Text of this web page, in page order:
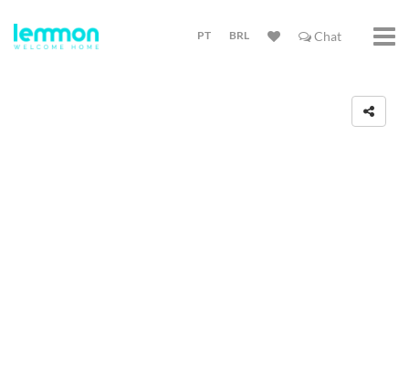
PT BRL Chat